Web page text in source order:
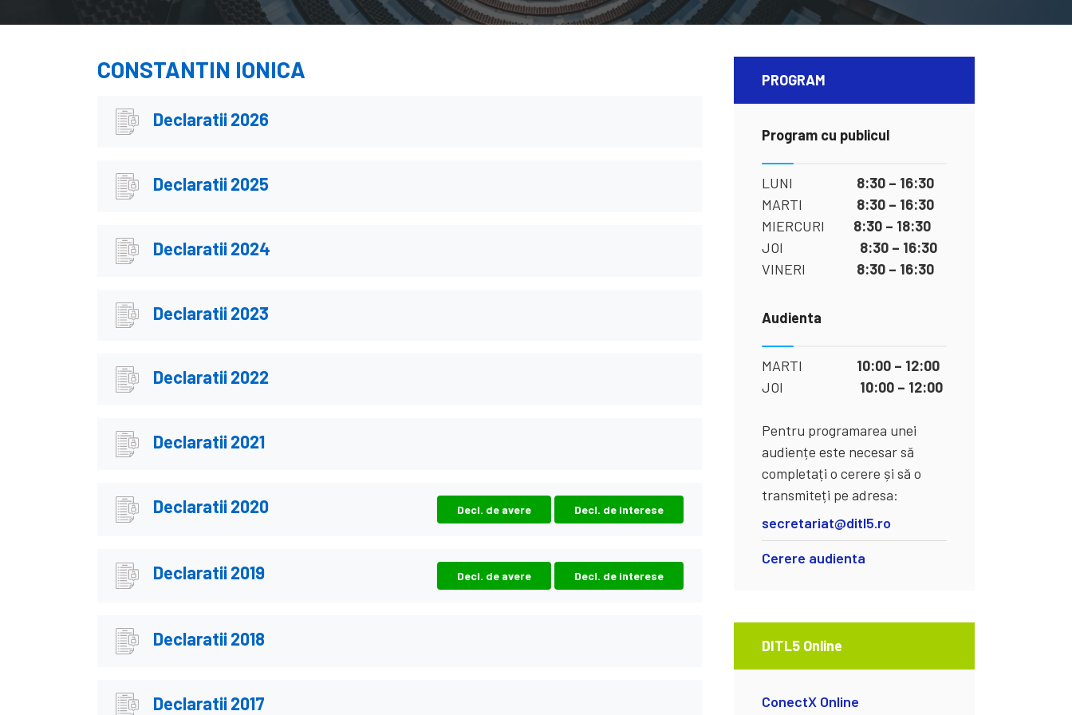
CONSTANTIN IONICA
Declaratii 2026
Declaratii 2025
Declaratii 2024
Declaratii 2023
Declaratii 2022
Declaratii 2021
Declaratii 2020 Decl. de avere Decl. de interese
Declaratii 2019 Decl. de avere Decl. de interese
Declaratii 2018
Declaratii 2017
PROGRAM
Program cu publicul
LUNI 8:30 – 16:30
MARTI 8:30 – 16:30
MIERCURI 8:30 – 18:30
JOI 8:30 – 16:30
VINERI 8:30 – 16:30
Audienta
MARTI 10:00 – 12:00
JOI 10:00 – 12:00
Pentru programarea unei
audiențe este necesar să
completați o cerere și să o
transmiteți pe adresa:
secretariat@ditl5.ro
Cerere audienta
DITL5 Online
ConectX Online